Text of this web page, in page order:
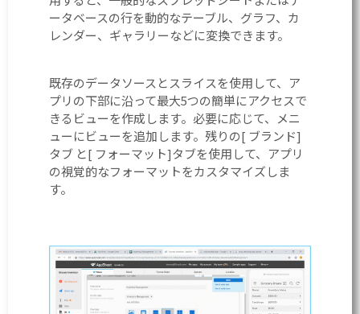
ータベースの行を動的なテーブル、グラフ、カ
レンダー、ギャラリーなどに変換できます。
既存のデータソースとスライスを使用して、ア
プリの下部に沿って最大5つの簡単にアクセスで
きるビューを作成します。必要に応じて、メニ
ューにビューを追加します。残りの[ ブランド]
タブ と[ フォーマット]タブを使用して、アプリ
の視覚的なフォーマットをカスタマイズしま
す。